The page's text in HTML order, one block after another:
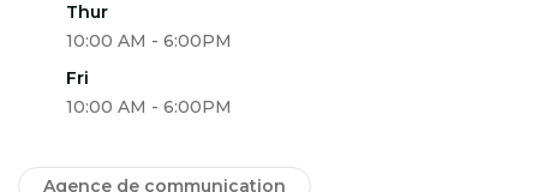
Thur
10:00 AM - 6:00PM
Fri
10:00 AM - 6:00PM
Agence de communication